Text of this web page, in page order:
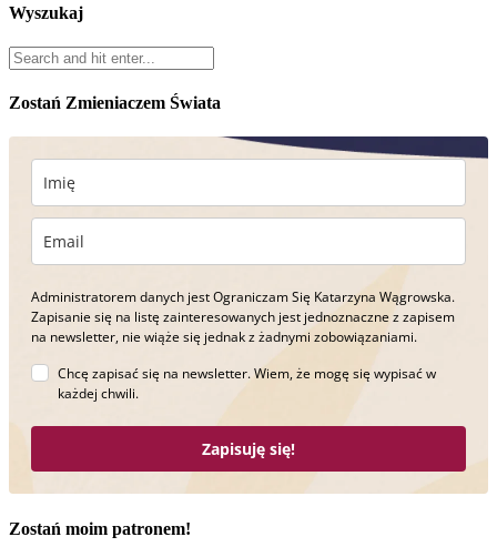
Wyszukaj
Zostań Zmieniaczem Świata
Administratorem danych jest Ograniczam Się Katarzyna Wągrowska.
Zapisanie się na listę zainteresowanych jest jednoznaczne z zapisem
na newsletter, nie wiąże się jednak z żadnymi zobowiązaniami.
Chcę zapisać się na newsletter. Wiem, że mogę się wypisać w
każdej chwili.
Zapisuję się!
Zostań moim patronem!